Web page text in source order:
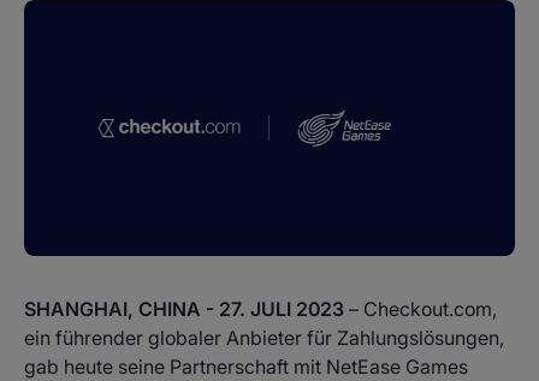
SHANGHAI, CHINA - 27. JULI 2023 – Checkout.com,
ein führender globaler Anbieter für Zahlungslösungen,
gab heute seine Partnerschaft mit NetEase Games